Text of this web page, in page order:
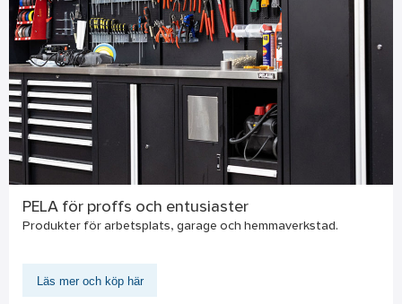
PELA för proffs och entusiaster
Produkter för arbetsplats, garage och hemmaverkstad.
Läs mer och köp här